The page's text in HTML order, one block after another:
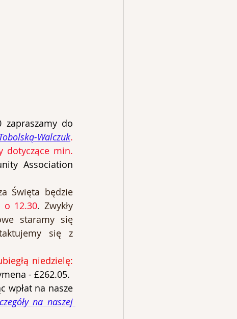
do
Walczuk
dotyczące min.
Association
Święta będzie
o 12.30. Zwykły
staramy się
się z
- £262.05.
wpłat na nasze
na naszej